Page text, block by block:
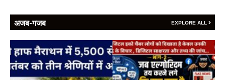
अजब-गजब EXPLORE ALL